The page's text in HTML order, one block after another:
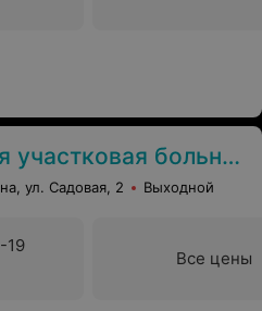
с амбулаторией врача общей практики
ул. Садовая, 2 Выходной
19
Все цены